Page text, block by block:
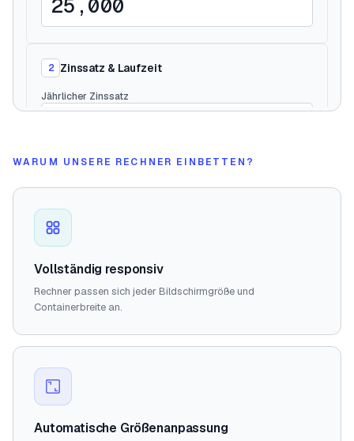
WARUM UNSERE RECHNER EINBETTEN?
Vollständig responsiv
Rechner passen sich jeder Bildschirmgröße und
Containerbreite an.
Automatische Größenanpassung